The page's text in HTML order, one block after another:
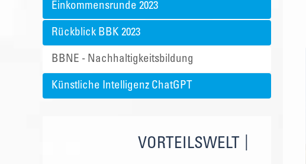
Einkommensrunde 2023
Rückblick BBK 2023
BBNE - Nachhaltigkeitsbildung
Künstliche Intelligenz ChatGPT
VORTEILSWELT